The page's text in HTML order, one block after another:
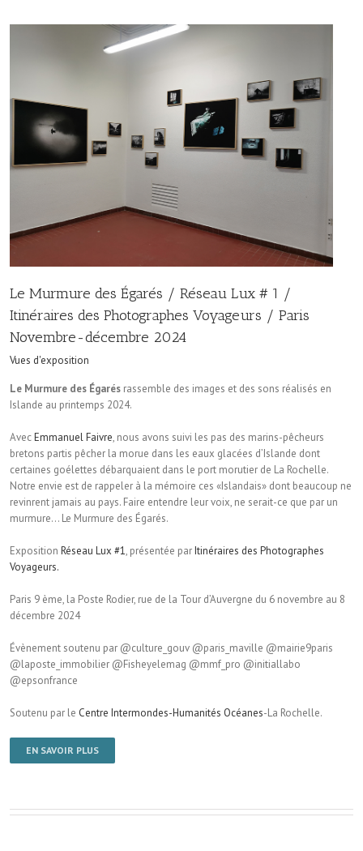
Le Murmure des Égarés / Réseau Lux # 1 /
Itinéraires des Photographes Voyageurs / Paris
Novembre-décembre 2024
Vues d'exposition
Le Murmure des Égarés rassemble des images et des sons réalisés en
Islande au printemps 2024.
AvecEmmanuel Faivre, nous avons suivi les pas des marins-pêcheurs
bretons partis pêcher la morue dans les eaux glacées d’Islande dont
certaines goélettes débarquaient dans le port morutier de La Rochelle.
Notre envie est de rappeler à la mémoire ces «Islandais» dont beaucoup ne
revinrent jamais au pays. Faire entendre leur voix, ne serait-ce que par un
murmure… Le Murmure des Égarés.
Exposition Réseau Lux #1, présentée parItinéraires des Photographes
Voyageurs.
Paris 9 ème, la Poste Rodier, rue de la Tour d’Auvergne du 6 novembre au 8
décembre 2024
Évènement soutenu par @culture_gouv @paris_maville @mairie9paris
@laposte_immobilier @Fisheyelemag @mmf_pro @initiallabo
@epsonfrance
Soutenu par le Centre Intermondes-Humanités Océanes-La Rochelle.
EN SAVOIR PLUS